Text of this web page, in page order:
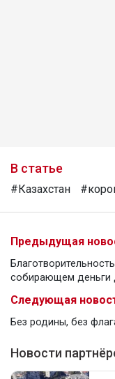
В статье
#Казахстан
Предыдущая
собирающем деньги
Следующая
Без родины, без